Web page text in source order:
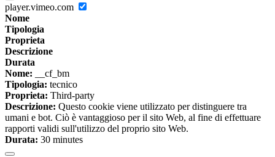
player.vimeo.com
Nome
Tipologia
Proprieta
Descrizione
Durata
Nome: __cf_bm
Tipologia: tecnico
Proprieta: Third-party
Descrizione: Questo cookie viene utilizzato per distinguere tra
umani e bot. Ciò è vantaggioso per il sito Web, al fine di effettuare
rapporti validi sull'utilizzo del proprio sito Web.
Durata: 30 minutes